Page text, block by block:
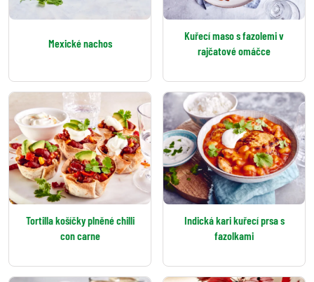
Mexické nachos
Kuřecí maso s fazolemi v
rajčatové omáčce
Tortilla košíčky plněné chilli
con carne
Indická kari kuřecí prsa s
fazolkami